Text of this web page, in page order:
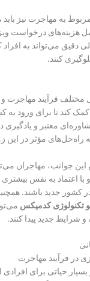
به مهاجرت نیز باید
هزینه‌های درخواست
دقیق می‌تواند به
کنند.
فرآیند مهاجرت و
کند تا برای ورود به
معتبر و یادگیری
راه‌حل‌های مؤثر در این
این جوانب، مهاجران
با اعتماد به نفس
کشور جدید باشند.
تکنولوژی کدمیکس
شرایط جدید پیدا کنند.
حیاتی برای